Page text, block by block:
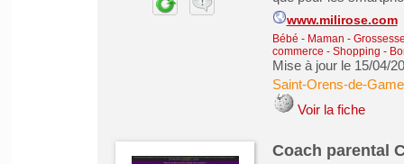
www.milirose.com
Bébé - Maman -
commerce - Shopping -
Mise à jour le 15/04/
Saint-Orens-de-
Voir la fiche
Coach parental